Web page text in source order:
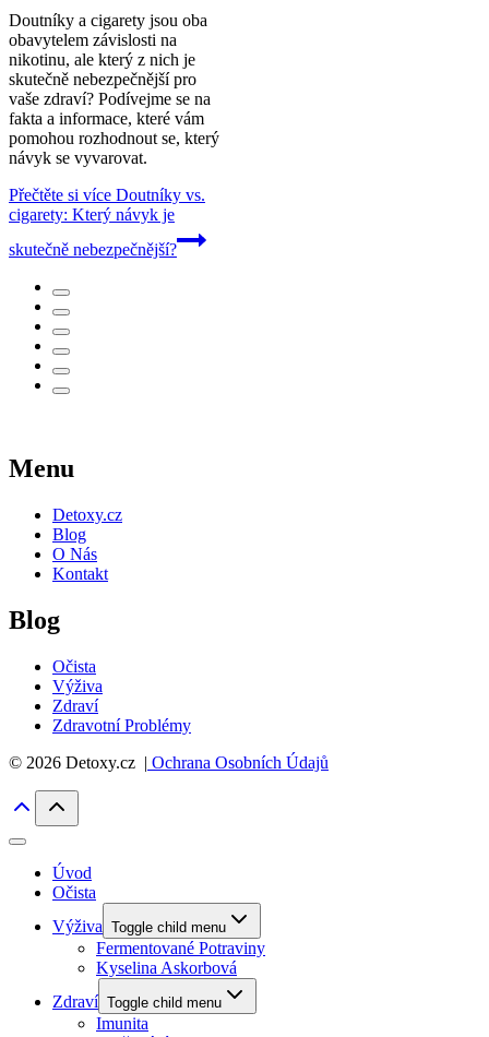
Doutníky a cigarety jsou oba
obavytelem závislosti na
nikotinu, ale který z nich je
skutečně nebezpečnější pro
vaše zdraví? Podívejme se na
fakta a informace, které vám
pomohou rozhodnout se, který
návyk se vyvarovat.
Přečtěte si více Doutníky vs.
cigarety: Který návyk je
skutečně nebezpečnější?
Menu
Detoxy.cz
Blog
O Nás
Kontakt
Blog
Očista
Výživa
Zdraví
Zdravotní Problémy
© 2026 Detoxy.cz | Ochrana Osobních Údajů
Úvod
Očista
Výživa Toggle child menu
Fermentované Potraviny
Kyselina Askorbová
Zdraví Toggle child menu
Imunita